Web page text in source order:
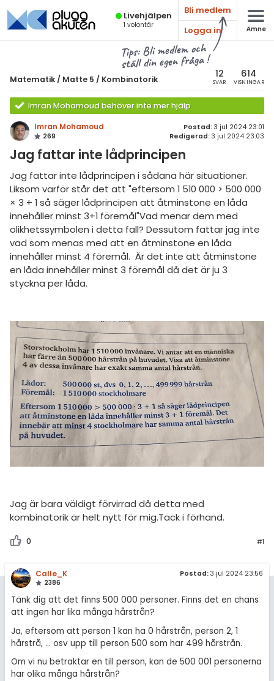
Live­hjälpen
1 volontär
Bli medlem
Logga in
Ämne
Tips: Bli medlem och
ställ din egen fråga !
Matematik / Matte 5 / Kombinatorik 12
SVAR
614
VISNINGAR
Imran Mohamoud behöver inte mer hjälp
Imran Mohamoud
269
Postad: 3 jul 2024 23:01
Redigerad: 3 jul 2024 23:03
Jag fattar inte lådprincipen
Jag fattar inte lådprincipen i sådana här situationer.
Liksom varför står det att "eftersom 1 510 000 > 500 000
× 3 + 1 så säger lådprincipen att åtminstone en låda
innehåller minst 3+1 föremål"Vad menar dem med
olikhetssymbolen i detta fall? Dessutom fattar jag inte
vad som menas med att en åtminstone en låda
innehåller minst 4 föremål. Är det inte att åtminstone
en låda innehåller minst 3 föremål då det är ju 3
styckna per låda.
Jag är bara väldigt förvirrad då detta med
kombinatorik är helt nytt för mig.Tack i förhand.
0 #1
Calle_K
2386
Postad: 3 jul 2024 23:56
Tänk dig att det finns 500 000 personer. Finns det en chans
att ingen har lika många hårstrån?
Ja, eftersom att person 1 kan ha 0 hårstrån, person 2, 1
hårstrå, ... osv upp till person 500 som har 499 hårstrån.
Om vi nu betraktar en till person, kan de 500 001 personerna
har olika många hårstrån?
Alla ämnen
Alla trådar
7
8
9
1
2
3
4
5
Matematik
Matte 5
Alla trådar
Mängdlära
Kongruensräkning
Talföljder och bevisteknik
Kombinatorik
Differentialekvationer
Integraler
Regler
För lärare
12 inloggade
Om Pluggakuten
(mattedelen)
diskussioner
& Bygg
språk
ämnen
diskussioner